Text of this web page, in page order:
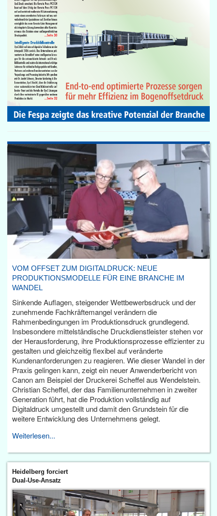
VOM OFFSET ZUM DIGITALDRUCK: NEUE
PRODUKTIONSMODELLE FÜR EINE BRANCHE IM
WANDEL
Sinkende Auflagen, steigender Wettbewerbsdruck und der
zunehmende Fachkräftemangel verändern die
Rahmenbedingungen im Produktionsdruck grundlegend.
Insbesondere mittelständische Druckdienstleister stehen vor
der Herausforderung, ihre Produktionsprozesse effizienter zu
gestalten und gleichzeitig flexibel auf veränderte
Kundenanforderungen zu reagieren. Wie dieser Wandel in der
Praxis gelingen kann, zeigt ein neuer Anwenderbericht von
Canon am Beispiel der Druckerei Scheffel aus Wendelstein.
Christian Scheffel, der das Familienunternehmen in zweiter
Generation führt, hat die Produktion vollständig auf
Digitaldruck umgestellt und damit den Grundstein für die
weitere Entwicklung des Unternehmens gelegt.
Weiterlesen...
Heidelberg forciert
Dual-Use-Ansatz